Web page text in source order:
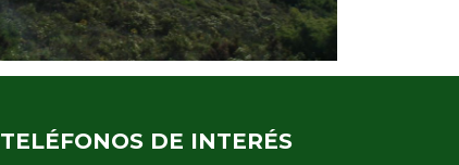
TELÉFONOS DE INTERÉS